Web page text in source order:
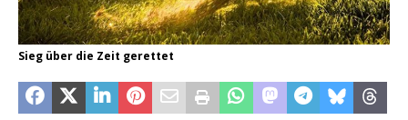
Sieg über die Zeit gerettet